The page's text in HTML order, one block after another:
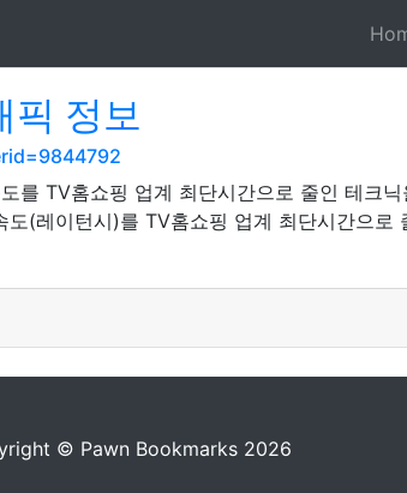
픽 정보
를 TV홈쇼핑 업계 최단시간으로 줄인 테크
(레이턴시)를 TV홈쇼핑 업계 최단시간으
© Pawn Bookmarks 2026